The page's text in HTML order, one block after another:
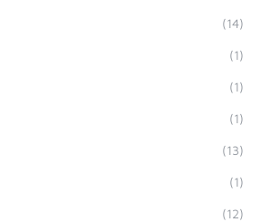
(14)
(1)
(1)
(1)
(13)
(1)
(12)